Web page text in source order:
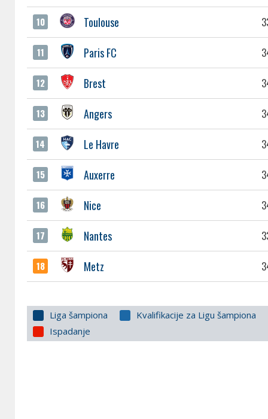
10 Toulouse
11 Paris FC
12 Brest
13 Angers
14 Le Havre
15 Auxerre
16 Nice
17 Nantes
18 Metz
Liga šampiona
Kvalifikacije za Ligu šampiona
Ispadanje